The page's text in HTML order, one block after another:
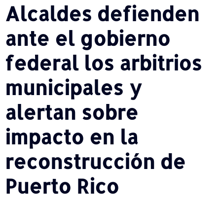
Alcaldes defienden
ante el gobierno
federal los arbitrios
municipales y
alertan sobre
impacto en la
reconstrucción de
Puerto Rico